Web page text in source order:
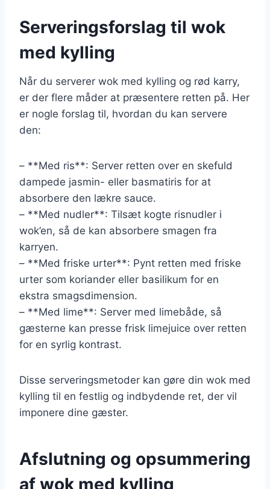
Serveringsforslag til wok
med kylling
Når du serverer wok med kylling og rød karry,
er der flere måder at præsentere retten på. Her
er nogle forslag til, hvordan du kan servere
den:
– **Med ris**: Server retten over en skefuld
dampede jasmin- eller basmatiris for at
absorbere den lækre sauce.
– **Med nudler**: Tilsæt kogte risnudler i
wok’en, så de kan absorbere smagen fra
karryen.
– **Med friske urter**: Pynt retten med friske
urter som koriander eller basilikum for en
ekstra smagsdimension.
– **Med lime**: Server med limebåde, så
gæsterne kan presse frisk limejuice over retten
for en syrlig kontrast.
Disse serveringsmetoder kan gøre din wok med
kylling til en festlig og indbydende ret, der vil
imponere dine gæster.
Afslutning og opsummering
af wok med kylling